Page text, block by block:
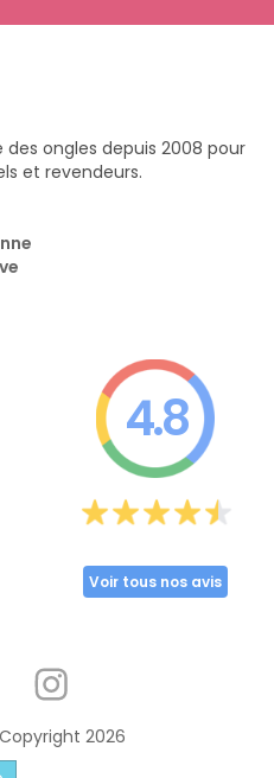
ongles depuis 2008 pour
et revendeurs.
4.8
Voir tous nos avis
Copyright 2026